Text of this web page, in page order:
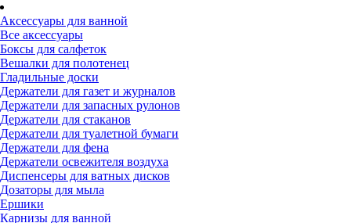
Аксессуары для ванной
Все аксессуары
Боксы для салфеток
Вешалки для полотенец
Гладильные доски
Держатели для газет и журналов
Держатели для запасных рулонов
Держатели для стаканов
Держатели для туалетной бумаги
Держатели для фена
Держатели освежителя воздуха
Диспенсеры для ватных дисков
Дозаторы для мыла
Ершики
Карнизы для ванной